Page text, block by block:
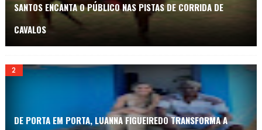
SANTOS ENCANTA O PÚBLICO NAS PISTAS DE CORRIDA DE
CAVALOS
DE PORTA EM PORTA, LUANNA FIGUEIREDO TRANSFORMA A